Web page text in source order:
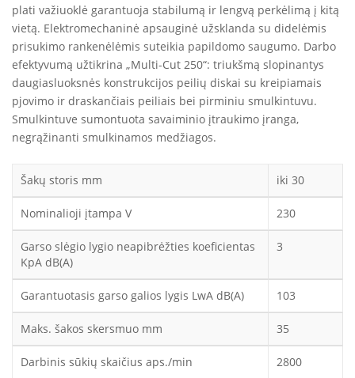
plati važiuoklė garantuoja stabilumą ir lengvą perkėlimą į kitą
vietą. Elektromechaninė apsauginė užsklanda su didelėmis
prisukimo rankenėlėmis suteikia papildomo saugumo. Darbo
efektyvumą užtikrina „Multi-Cut 250“: triukšmą slopinantys
daugiasluoksnės konstrukcijos peilių diskai su kreipiamais
pjovimo ir draskančiais peiliais bei pirminiu smulkintuvu.
Smulkintuve sumontuota savaiminio įtraukimo įranga,
negrąžinanti smulkinamos medžiagos.
Šakų storis mm iki 30
Nominalioji įtampa V 230
Garso slėgio lygio neapibrėžties koeficientas
KpA dB(A)
3
Garantuotasis garso galios lygis LwA dB(A) 103
Maks. šakos skersmuo mm 35
Darbinis sūkių skaičius aps./min 2800